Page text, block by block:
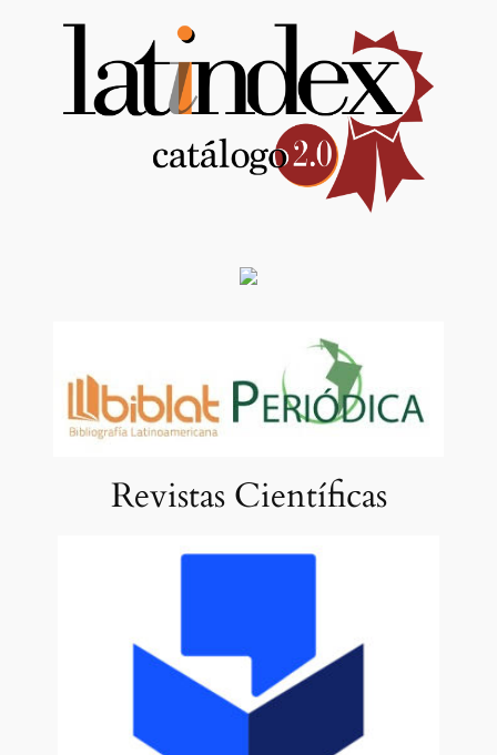
Revistas Científicas